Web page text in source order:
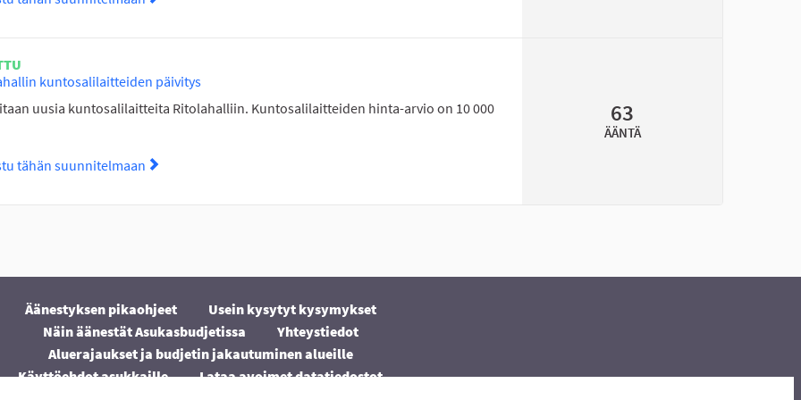
kuntosalilaitteiden päivitys
uusia kuntosalilaitteita Ritolahalliin. Kuntosalilaitteiden hinta-arvio on 10 000
tähän suunnitelmaan
63
ÄÄNTÄ
Äänestyksen pikaohjeet
Usein kysytyt kysymykset
Näin äänestät Asukasbudjetissa
Yhteystiedot
Aluerajaukset ja budjetin jakautuminen alueille
Käyttöehdot asukkaille
Lataa avoimet datatiedostot